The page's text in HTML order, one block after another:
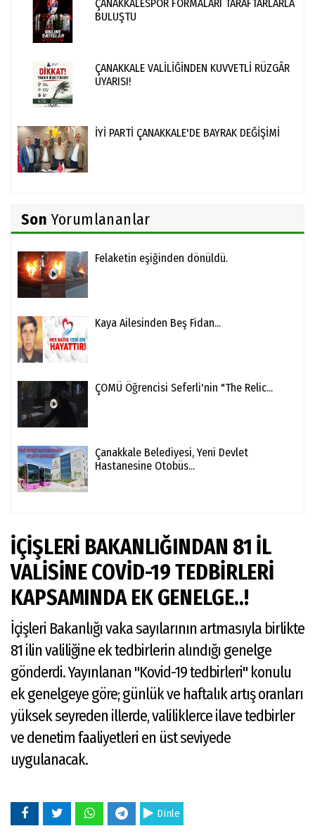
ÇANAKKALESPOR FORMALARI TARAFTARLARLA
BULUŞTU
ÇANAKKALE VALİLİĞİNDEN KUVVETLİ RÜZGÂR
UYARISI!
İYİ PARTİ ÇANAKKALE'DE BAYRAK DEĞİŞİMİ
Son Yorumlananlar
Felaketin eşiğinden dönüldü.
Kaya Ailesinden Beş Fidan...
ÇOMÜ Öğrencisi Seferli'nin "The Relic...
Çanakkale Belediyesi, Yeni Devlet
Hastanesine Otobüs...
İÇİŞLERİ BAKANLIĞINDAN 81 İL
VALİSİNE COVİD-19 TEDBİRLERİ
KAPSAMINDA EK GENELGE..!
İçişleri Bakanlığı vaka sayılarının artmasıyla birlikte
81 ilin valiliğine ek tedbirlerin alındığı genelge
gönderdi. Yayınlanan "Kovid-19 tedbirleri" konulu
ek genelgeye göre; günlük ve haftalık artış oranları
yüksek seyreden illerde, valiliklerce ilave tedbirler
ve denetim faaliyetleri en üst seviyede
uygulanacak.
Dinle